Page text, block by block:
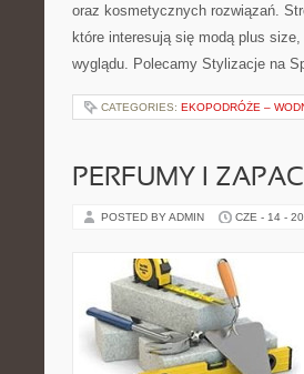
oraz kosmetycznych rozwiązań.
które interesują się modą plus
wyglądu. Polecamy Stylizacje na
CATEGORIES: EKOPODRÓŻE –
PERFUMY I
POSTED BY ADMIN CZE - 14 -